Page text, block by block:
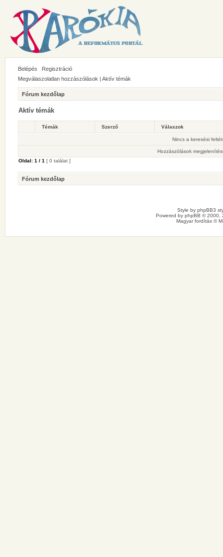
Belépés
Regisztráció
Megválaszolatlan hozzászólások | Aktív témák
Fórum kezdőlap
Aktív témák
Témák Szerző Válaszok
Nincs a keresési
Hozzászólások
Oldal: 1 / 1 [ 0 találat ]
Fórum kezdőlap
Style by phpBB3
Powered by phpBB © 2000,
Magyar fordítás ©